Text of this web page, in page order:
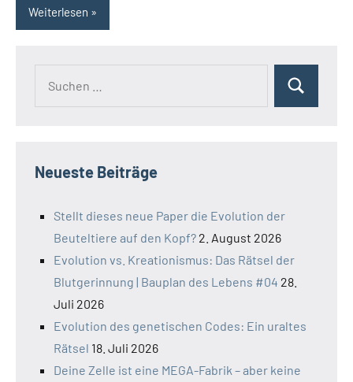
Weiterlesen
Suchen
Neueste Beiträge
Stellt dieses neue Paper die Evolution der
Beuteltiere auf den Kopf? 2. August 2026
Evolution vs. Kreationismus: Das Rätsel der
Blutgerinnung | Bauplan des Lebens #04 28.
Juli 2026
Evolution des genetischen Codes: Ein uraltes
Rätsel 18. Juli 2026
Deine Zelle ist eine MEGA-Fabrik – aber keine